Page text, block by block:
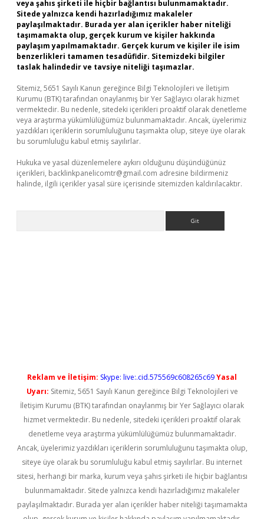
veya şahıs şirketi ile hiçbir bağlantısı bulunmamaktadır.
Sitede yalnızca kendi hazırladığımız makaleler
paylaşılmaktadır. Burada yer alan içerikler haber niteliği
taşımamakta olup, gerçek kurum ve kişiler hakkında
paylaşım yapılmamaktadır. Gerçek kurum ve kişiler ile isim
benzerlikleri tamamen tesadüfidir. Sitemizdeki bilgiler
taslak halindedir ve tavsiye niteliği taşımazlar.
Sitemiz, 5651 Sayılı Kanun gereğince Bilgi Teknolojileri ve İletişim
Kurumu (BTK) tarafından onaylanmış bir Yer Sağlayıcı olarak hizmet
vermektedir. Bu nedenle, sitedeki içerikleri proaktif olarak denetleme
veya araştırma yükümlülüğümüz bulunmamaktadır. Ancak, üyelerimiz
yazdıkları içeriklerin sorumluluğunu taşımakta olup, siteye üye olarak
bu sorumluluğu kabul etmiş sayılırlar.
Hukuka ve yasal düzenlemelere aykırı olduğunu düşündüğünüz
içerikleri, backlinkpanelicomtr@gmail.com adresine bildirmeniz
halinde, ilgili içerikler yasal süre içerisinde sitemizden kaldırılacaktır.
Reklam ve İletişim: Skype: live:.cid.575569c608265c69Yasal
Uyarı: Sitemiz, 5651 Sayılı Kanun gereğince Bilgi Teknolojileri ve
İletişim Kurumu (BTK) tarafından onaylanmış bir Yer Sağlayıcı olarak
hizmet vermektedir. Bu nedenle, sitedeki içerikleri proaktif olarak
denetleme veya araştırma yükümlülüğümüz bulunmamaktadır.
Ancak, üyelerimiz yazdıkları içeriklerin sorumluluğunu taşımakta olup,
siteye üye olarak bu sorumluluğu kabul etmiş sayılırlar. Bu internet
sitesi, herhangi bir marka, kurum veya şahıs şirketi ile hiçbir bağlantısı
bulunmamaktadır. Sitede yalnızca kendi hazırladığımız makaleler
paylaşılmaktadır. Burada yer alan içerikler haber niteliği taşımamakta